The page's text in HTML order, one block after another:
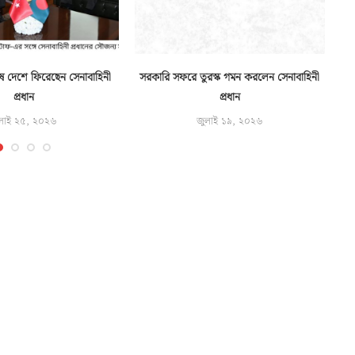
ফিরেছেন সেনাবাহিনী
প্রধান
২৫, ২০২৬
সরকারি সফরে তুরস্ক গমন করলেন সেনাবাহিনী
প্রধান
জুলাই ১৯, ২০২৬